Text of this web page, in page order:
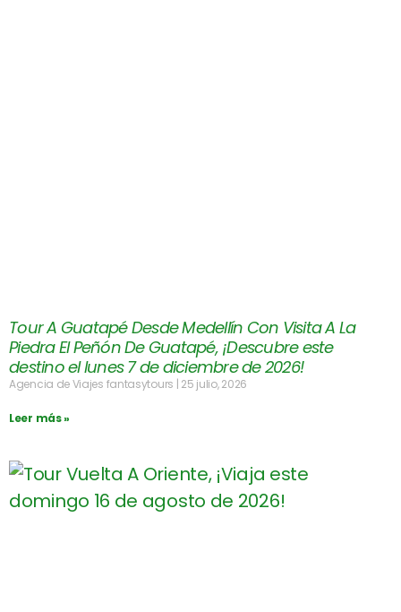
Tour A Guatapé Desde Medellín Con Visita A La
Piedra El Peñón De Guatapé, ¡Descubre este
destino el lunes 7 de diciembre de 2026!
Agencia de Viajes fantasytours 25 julio, 2026
Leer más »